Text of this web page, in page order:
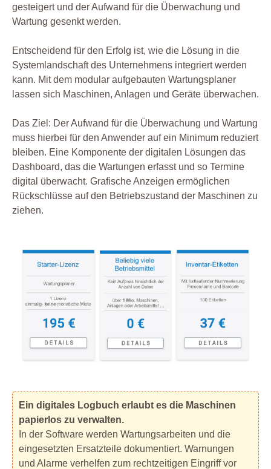
gesteigert und der Aufwand für die Überwachung und
Wartung gesenkt werden.
Entscheidend für den Erfolg ist, wie die Lösung in die
Systemlandschaft des Unternehmens integriert werden
kann. Mit dem modular aufgebauten Wartungsplaner
lassen sich Maschinen, Anlagen und Geräte überwachen.
Das Ziel: Der Aufwand für die Überwachung und Wartung
muss hierbei für den Anwender auf ein Minimum reduziert
bleiben. Eine Komponente der digitalen Lösungen das
Dashboard, das die Wartungen erfasst und so Termine
digital überwacht. Grafische Anzeigen ermöglichen
Rückschlüsse auf den Betriebszustand der Maschinen zu
ziehen.
Ein digitales Logbuch erlaubt es die Maschinen
papierlos zu verwalten.
In der Software werden Wartungsarbeiten und die
eingesetzten Ersatzteile dokumentiert. Warnungen
und Alarme verhelfen zum rechtzeitigen Eingriff vor